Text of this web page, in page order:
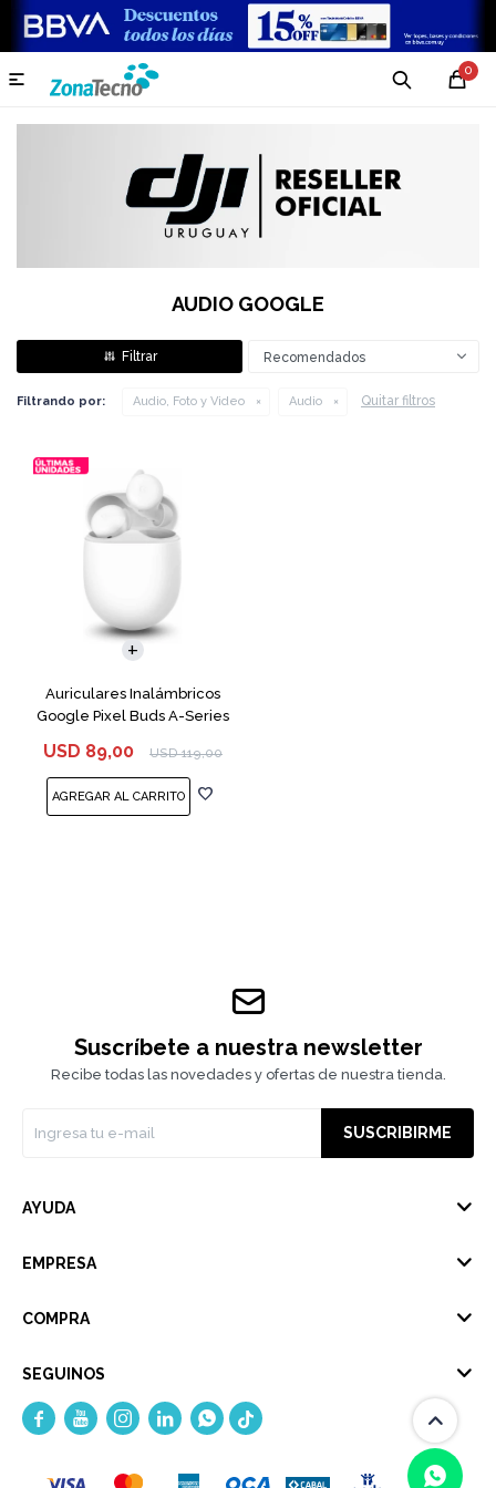
0

AUDIO GOOGLE
Recomendados
Filtrando por: Audio, Foto y Video Audio Quitar filtros
Auriculares Inalámbricos
Google Pixel Buds A-Series
USD 89,00 USD 119,00
Suscríbete a nuestra newsletter
Recibe todas las novedades y ofertas de nuestra tienda.
SUSCRIBIRME
AYUDA
EMPRESA
COMPRA
SEGUINOS
    